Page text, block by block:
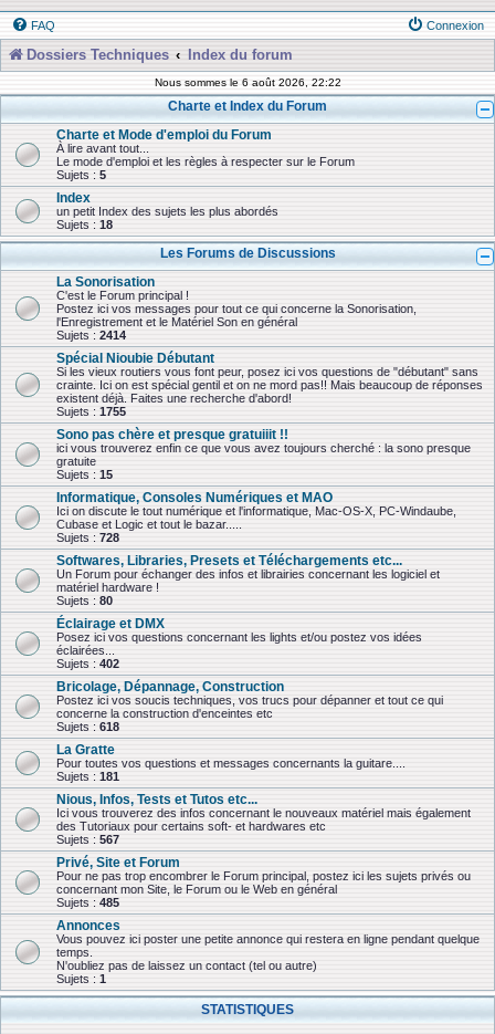
FAQ Connexion
Dossiers Techniques Index du forum
Nous sommes le 6 août 2026, 22:22
Charte et Index du Forum
Charte et Mode d'emploi du Forum
À lire avant tout...
Le mode d'emploi et les règles à respecter sur le Forum
Sujets : 5
Index
un petit Index des sujets les plus abordés
Sujets : 18
Les Forums de Discussions
La Sonorisation
C'est le Forum principal !
Postez ici vos messages pour tout ce qui concerne la Sonorisation,
l'Enregistrement et le Matériel Son en général
Sujets : 2414
Spécial Nioubie Débutant
Si les vieux routiers vous font peur, posez ici vos questions de "débutant" sans
crainte. Ici on est spécial gentil et on ne mord pas!! Mais beaucoup de réponses
existent déjà. Faites une recherche d'abord!
Sujets : 1755
Sono pas chère et presque gratuiiit !!
ici vous trouverez enfin ce que vous avez toujours cherché : la sono presque
gratuite
Sujets : 15
Informatique, Consoles Numériques et MAO
Ici on discute le tout numérique et l'informatique, Mac-OS-X, PC-Windaube,
Cubase et Logic et tout le bazar.....
Sujets : 728
Softwares, Libraries, Presets et Téléchargements etc...
Un Forum pour échanger des infos et librairies concernant les logiciel et
matériel hardware !
Sujets : 80
Éclairage et DMX
Posez ici vos questions concernant les lights et/ou postez vos idées
éclairées...
Sujets : 402
Bricolage, Dépannage, Construction
Postez ici vos soucis techniques, vos trucs pour dépanner et tout ce qui
concerne la construction d'enceintes etc
Sujets : 618
La Gratte
Pour toutes vos questions et messages concernants la guitare....
Sujets : 181
Nious, Infos, Tests et Tutos etc...
Ici vous trouverez des infos concernant le nouveaux matériel mais également
des Tutoriaux pour certains soft- et hardwares etc
Sujets : 567
Privé, Site et Forum
Pour ne pas trop encombrer le Forum principal, postez ici les sujets privés ou
concernant mon Site, le Forum ou le Web en général
Sujets : 485
Annonces
Vous pouvez ici poster une petite annonce qui restera en ligne pendant quelque
temps.
N'oubliez pas de laissez un contact (tel ou autre)
Sujets : 1
STATISTIQUES